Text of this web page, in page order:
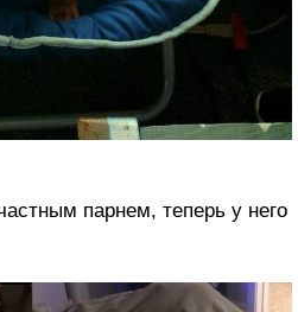
парнем, теперь у него